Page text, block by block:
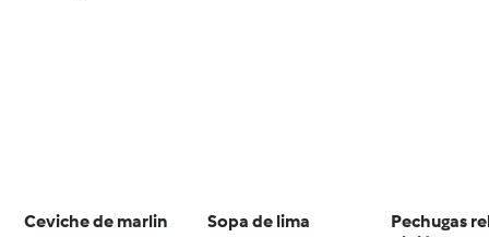
Ceviche de marlin
Sopa de lima
Pechugas